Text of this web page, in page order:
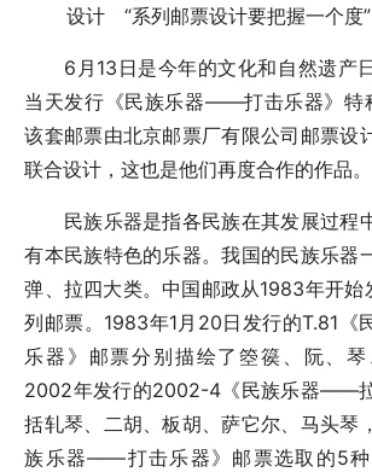
设计 “系列邮票设计要把握一个度”
6月13日是今年的文化和自然遗产
当天发行《民族乐器——打击乐器》特
该套邮票由北京邮票厂有限公司邮票设
联合设计，这也是他们再度合作的作品。
民族乐器是指各民族在其发展过程
有本民族特色的乐器。我国的民族乐器
弹、拉四大类。中国邮政从1983年开始
列邮票。1983年1月20日发行的T.81
乐器》邮票分别描绘了箜篌、阮、琴
2002年发行的2002-4《民族乐器——
括轧琴、二胡、板胡、萨它尔、马头琴
族乐器——打击乐器》邮票选取的5种